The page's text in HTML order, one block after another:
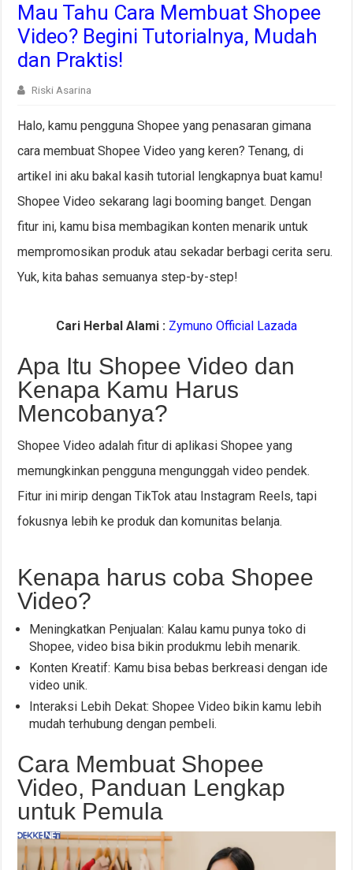
Mau Tahu Cara Membuat Shopee
Video? Begini Tutorialnya, Mudah
dan Praktis!
Riski Asarina
Halo, kamu pengguna Shopee yang penasaran gimana
cara membuat Shopee Video yang keren? Tenang, di
artikel ini aku bakal kasih tutorial lengkapnya buat kamu!
Shopee Video sekarang lagi booming banget. Dengan
fitur ini, kamu bisa membagikan konten menarik untuk
mempromosikan produk atau sekadar berbagi cerita seru.
Yuk, kita bahas semuanya step-by-step!
Cari Herbal Alami : Zymuno Official Lazada
Apa Itu Shopee Video dan
Kenapa Kamu Harus
Mencobanya?
Shopee Video adalah fitur di aplikasi Shopee yang
memungkinkan pengguna mengunggah video pendek.
Fitur ini mirip dengan TikTok atau Instagram Reels, tapi
fokusnya lebih ke produk dan komunitas belanja.
Kenapa harus coba Shopee
Video?
Meningkatkan Penjualan: Kalau kamu punya toko di
Shopee, video bisa bikin produkmu lebih menarik.
Konten Kreatif: Kamu bisa bebas berkreasi dengan ide
video unik.
Interaksi Lebih Dekat: Shopee Video bikin kamu lebih
mudah terhubung dengan pembeli.
Cara Membuat Shopee
Video, Panduan Lengkap
untuk Pemula